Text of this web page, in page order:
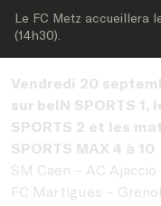
Le FC Metz accueillera
(14h30).
Vendredi 20
sur beIN SPORTS
SPORTS 2 et les
SPORTS MAX 4 à 10
SM Caen – AC
FC Martigues –